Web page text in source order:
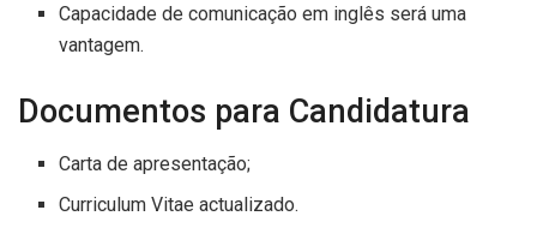
Capacidade de comunicação em inglês será uma
vantagem.
Documentos para Candidatura
Carta de apresentação;
Curriculum Vitae actualizado.